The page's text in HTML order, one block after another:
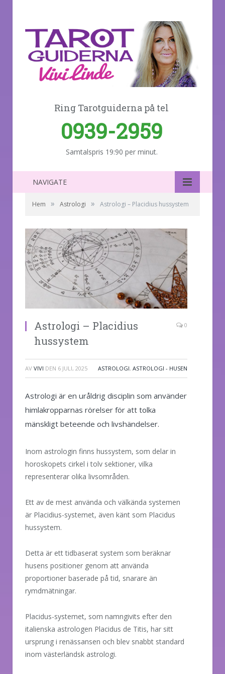
Ring Tarotguiderna på tel
0939-2959
Samtalspris 19:90 per minut.
NAVIGATE
Hem » Astrologi » Astrologi – Placidius hussystem
Astrologi – Placidius
hussystem
0
AV VIVI DEN 6 JULI, 2025 ASTROLOGI, ASTROLOGI - HUSEN
Astrologi är en uråldrig disciplin som använder
himlakropparnas rörelser för att tolka
mänskligt beteende och livshändelser.
Inom astrologin finns hussystem, som delar in
horoskopets cirkel i tolv sektioner, vilka
representerar olika livsområden.
Ett av de mest använda och välkända systemen
är Placidius-systemet, även känt som Placidus
hussystem.
Detta är ett tidbaserat system som beräknar
husens positioner genom att använda
proportioner baserade på tid, snarare än
rymdmätningar.
Placidus-systemet, som namngivits efter den
italienska astrologen Placidus de Titis, har sitt
ursprung i renässansen och blev snabbt standard
inom västerländsk astrologi.